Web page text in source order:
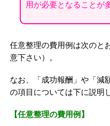
用が必要となることが
任意整理の費用例は次のと
意下さい）。
なお、「成功報酬」や「減
の項目については下に説明
【任意整理の費用例】